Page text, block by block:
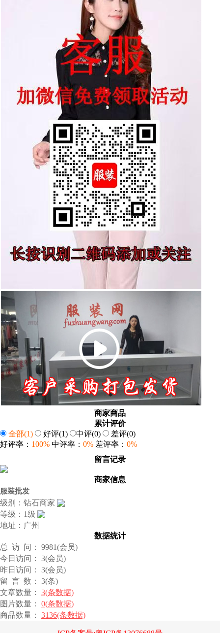
商家商品
累计评价
全部(1) 好评(1) 中评(0) 差评(0)
好评率： 100% 中评率： 0% 差评率： 0%
留言记录
商家信息
服装批发
级别：钻石商家
等级：1级
地址：广州
数据统计
总 访 问： 9981(会员)
今日访问： 3(会员)
昨日访问： 3(会员)
留 言 数： 3(条)
文章数量： 3(条数据)
图片数量： 0(条数据)
商品数量： 3136(条数据)